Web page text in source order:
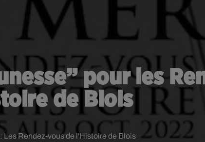
pour les
de Blois
Les Rendez-vous de l'Histoire de Blois